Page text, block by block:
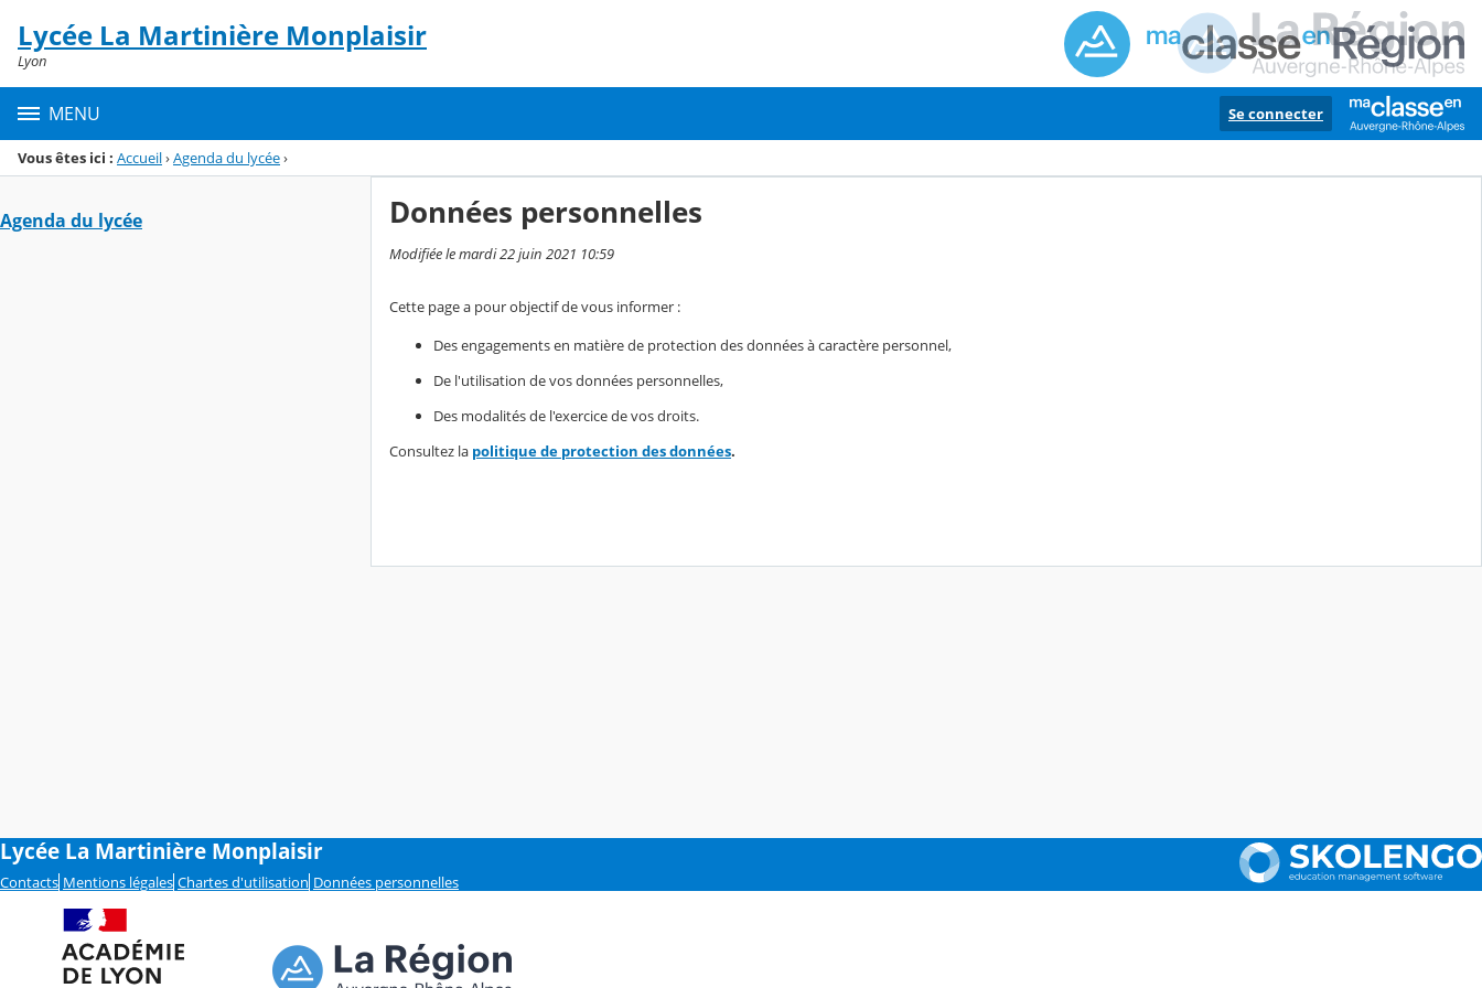
Menu de la rubrique
Contenu
Lycée La Martinière Monplaisir
Lyon
MENU Se connecter
Vous êtes ici : Accueil›Agenda du lycée›
Agenda du lycée Données personnelles
Modifiée le mardi 22 juin 2021 10:59
Cette page a pour objectif de vous informer :
Des engagements en matière de protection des données à caractère personnel,
De l'utilisation de vos données personnelles,
Des modalités de l'exercice de vos droits.
Consultez la politique de protection des données.
Lycée La Martinière Monplaisir
Contacts Mentions légales Chartes d'utilisation Données personnelles